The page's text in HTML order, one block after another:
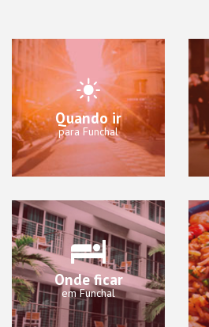
Quando ir
para Funchal
Onde ficar
em Funchal